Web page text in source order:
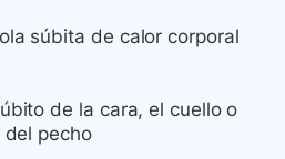
súbita de calor corporal
de la cara, el cuello o
pecho